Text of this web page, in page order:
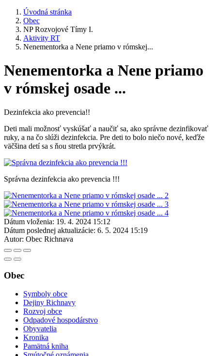
Úvodná stránka
Obec
NP Rozvojové Tímy I.
Aktivity RT
Nenementorka a Nene priamo v rómskej...
Nenementorka a Nene priamo
v rómskej osade ...
Dezinfekcia ako prevencia!!
Deti mali možnosť vyskúšať a naučiť sa, ako správne dezinfikovať
ruky, a na čo slúži dezinfekcia. Pre deti to bolo niečo nové, keďže
väčšina detí sa s ňou stretla prvýkrát.
Správna dezinfekcia ako prevencia !!!
Dátum vloženia: 19. 4. 2024 15:12
Dátum poslednej aktualizácie: 6. 5. 2024 15:19
Autor: Obec Richnava
Obec
Symboly obce
Dejiny Richnavy
Rozvoj obce
Odpadové hospodárstvo
Obyvatelia
Kronika
Pamätná kniha